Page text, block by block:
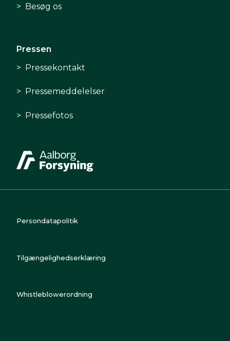
Besøg os
Pressen
Pressekontakt
Pressemeddelelser
Pressefotos
Persondatapolitik
Tilgængelighedserklæring
Whistleblowerordning